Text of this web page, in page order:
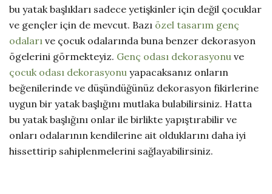
bu yatak başlıkları sadece yetişkinler için değil çocuklar
ve gençler için de mevcut. Bazı özel tasarım genç
odaları ve çocuk odalarında buna benzer dekorasyon
ögelerini görmekteyiz. Genç odası dekorasyonu ve
çocuk odası dekorasyonu yapacaksanız onların
beğenilerinde ve düşündüğünüz dekorasyon fikirlerine
uygun bir yatak başlığını mutlaka bulabilirsiniz. Hatta
bu yatak başlığını onlar ile birlikte yapıştırabilir ve
onları odalarının kendilerine ait olduklarını daha iyi
hissettirip sahiplenmelerini sağlayabilirsiniz.